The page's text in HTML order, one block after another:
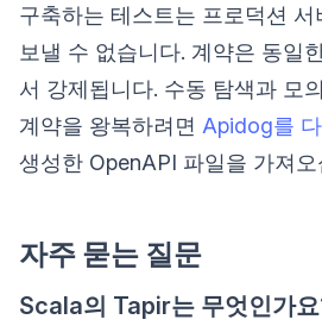
구축하는 테스트는 프로덕션
보낼 수 없습니다. 계약은 동일
서 강제됩니다. 수동 탐색과 모
계약을 왕복하려면 Apidog를
생성한 OpenAPI 파일을 가져오
자주 묻는 질문
Scala의 Tapir는 무엇인가